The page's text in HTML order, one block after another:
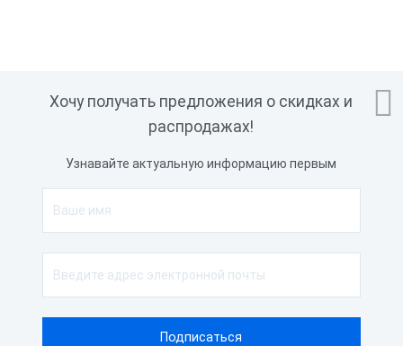

Хочу получать предложения о скидках и
распродажах!
Узнавайте актуальную информацию первым